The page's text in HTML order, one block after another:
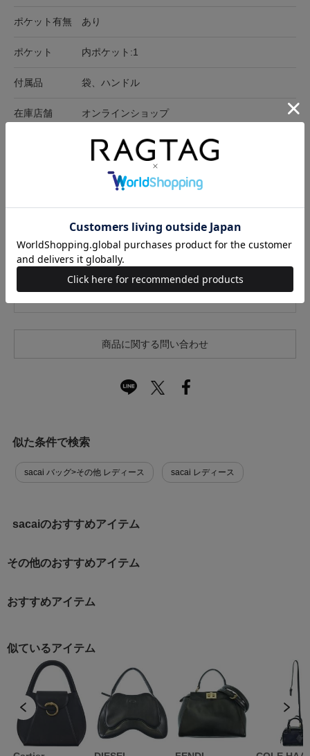
ポケット有無 あり
ポケット 内ポケット:1
付属品 袋、ハンドル
在庫店舗 オンラインショップ
最大横 高さ
30cm
キャンセル・返品について
お買い物時のご利用ガイドはこちら
商品に関する問い合わせ
似た条件で検索
sacai バッグ>その他 レディース sacai レディース
sacaiのおすすめアイテム
その他のおすすめアイテム
おすすめアイテム